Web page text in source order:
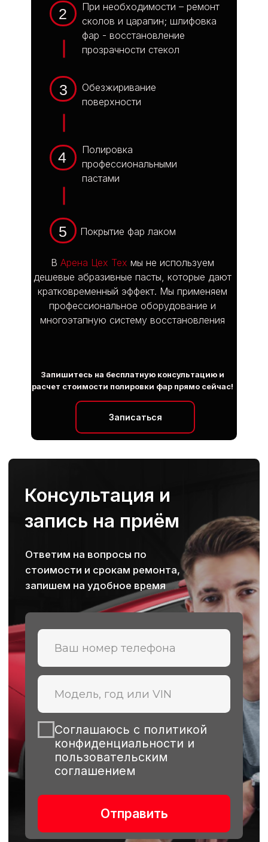
В Арена Цех Тех мы не используем
дешевые абразивные пасты, которые дают
кратковременный эффект. Мы применяем
профессиональное оборудование и
многоэтапную систему восстановления
Запишитесь на бесплатную консультацию и
расчет стоимости полировки фар прямо сейчас!
Покрытие фар лаком
Полировка
профессиональными
пастами
Обезжиривание
поверхности
При необходимости – ремонт
сколов и царапин; шлифовка
фар - восстановление
прозрачности стекол
2
5
4
3
Записаться
Преимущества